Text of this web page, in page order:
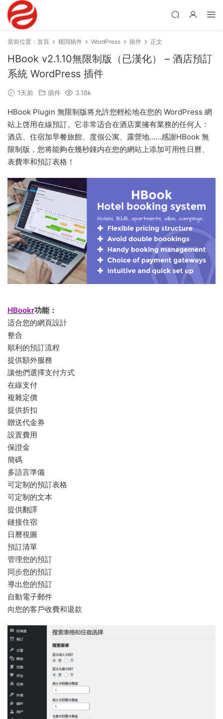
當前位置： 首頁 模闆插件 WordPress 插件 正文
HBook v2.1.10無限制版（已漢化） – 酒店預訂
系統 WordPress 插件
1天前 插件 3.18k
HBook Plugin 無限制版将允許您輕松地在您的 WordPress 網
站上啓用在線預訂。它非常适合在酒店業擁有業務的任何人：
酒店、住宿加早餐旅館、度假公寓、露營地……感謝HBook 無
限制版，您将能夠在幾秒鍾内在您的網站上添加可用性日曆、
表費率和預訂表格！
HBookr功能：
适合您的網頁設計
整合
順利的預訂流程
提供額外服務
讓他們選擇支付方式
在線支付
複雜定價
提供折扣
贈送代金券
設置費用
保證金
簡碼
多語言準備
可定制的預訂表格
可定制的文本
提供翻譯
鏈接住宿
日曆視圖
預訂清單
管理您的預訂
同步您的預訂
導出您的預訂
自動電子郵件
向您的客戶收費和退款